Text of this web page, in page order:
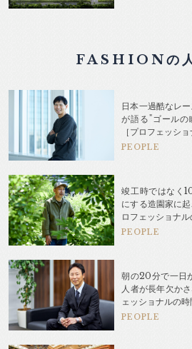
FASHIONの
日本一過酷なレ
が語る"ゴールの
［プロフェッシ
PEOPLE
竣工時ではなく
にする造園家に
ロフェッショナル
PEOPLE
朝の20分で一日
人者が長年欠か
ェッショナルの時
PEOPLE